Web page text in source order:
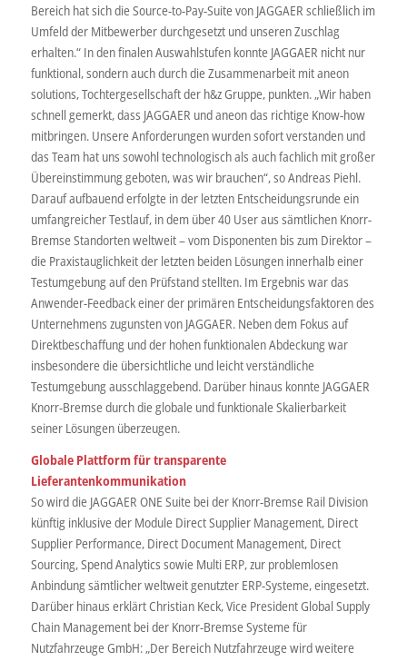
Bereich hat sich die Source-to-Pay-Suite von JAGGAER schließlich im
Umfeld der Mitbewerber durchgesetzt und unseren Zuschlag
erhalten.“ In den finalen Auswahlstufen konnte JAGGAER nicht nur
funktional, sondern auch durch die Zusammenarbeit mit aneon
solutions, Tochtergesellschaft der h&z Gruppe, punkten. „Wir haben
schnell gemerkt, dass JAGGAER und aneon das richtige Know-how
mitbringen. Unsere Anforderungen wurden sofort verstanden und
das Team hat uns sowohl technologisch als auch fachlich mit großer
Übereinstimmung geboten, was wir brauchen“, so Andreas Piehl.
Darauf aufbauend erfolgte in der letzten Entscheidungsrunde ein
umfangreicher Testlauf, in dem über 40 User aus sämtlichen Knorr-
Bremse Standorten weltweit – vom Disponenten bis zum Direktor –
die Praxistauglichkeit der letzten beiden Lösungen innerhalb einer
Testumgebung auf den Prüfstand stellten. Im Ergebnis war das
Anwender-Feedback einer der primären Entscheidungsfaktoren des
Unternehmens zugunsten von JAGGAER. Neben dem Fokus auf
Direktbeschaffung und der hohen funktionalen Abdeckung war
insbesondere die übersichtliche und leicht verständliche
Testumgebung ausschlaggebend. Darüber hinaus konnte JAGGAER
Knorr-Bremse durch die globale und funktionale Skalierbarkeit
seiner Lösungen überzeugen.
Globale Plattform für transparente
Lieferantenkommunikation
So wird die JAGGAER ONE Suite bei der Knorr-Bremse Rail Division
künftig inklusive der Module Direct Supplier Management, Direct
Supplier Performance, Direct Document Management, Direct
Sourcing, Spend Analytics sowie Multi ERP, zur problemlosen
Anbindung sämtlicher weltweit genutzter ERP-Systeme, eingesetzt.
Darüber hinaus erklärt Christian Keck, Vice President Global Supply
Chain Management bei der Knorr-Bremse Systeme für
Nutzfahrzeuge GmbH: „Der Bereich Nutzfahrzeuge wird weitere